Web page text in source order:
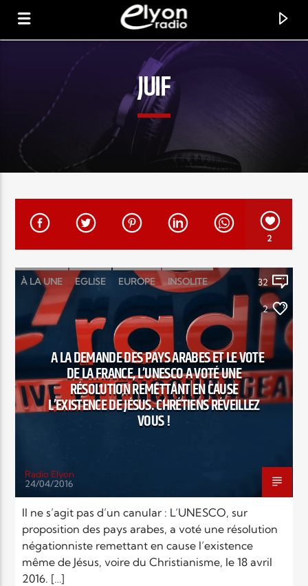
RADIO ELYON
POSITIVE ET ENCOURAGEANTE !
EN CE MOMENT
TITRE
ARTISTE
Elyon Rhema
JUIF
2
À LA UNE EGLISE EUROPE INSOLITE
ISRAËL MONDE
SOCIÉTÉ
32
2
A LA DEMANDE DES PAYS ARABES ET LE VOTE
DE LA FRANCE, L’UNESCO A VOTÉ UNE
RÉSOLUTION REMETTANT EN CAUSE
L’EXISTENCE DE JÉSUS. CHRÉTIENS RÉVEILLEZ
VOUS !
Radio Elyon
24/04/2016
Il ne s’agit pas d’un canular : L’UNESCO, sur
proposition des pays arabes, a voté une résolution
négationniste remettant en cause l’existence
même de Jésus, voire du Christianisme, le 18 avril
2016. […]